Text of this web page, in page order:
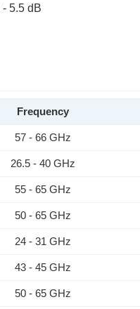
5.5 dB
Frequency
57 - 66 GHz
26.5 - 40 GHz
55 - 65 GHz
50 - 65 GHz
24 - 31 GHz
43 - 45 GHz
50 - 65 GHz